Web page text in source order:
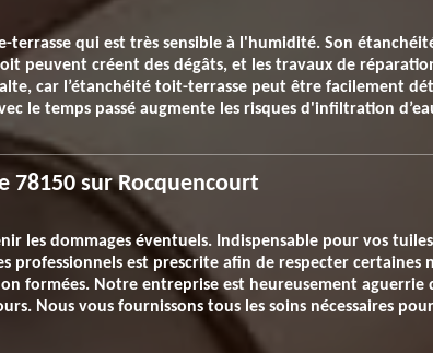
terrasse qui est très sensible à l'humidité. Son
peuvent créent des dégâts, et les travaux de
car l’étanchéité toit-terrasse peut être facilement
le temps passé augmente les risques d'infiltration
78150 sur Rocquencourt
les dommages éventuels. Indispensable pour vos
est prescrite afin de respecter certaines
formées. Notre entreprise est heureusement aguerrie
Nous vous fournissons tous les soins nécessaires